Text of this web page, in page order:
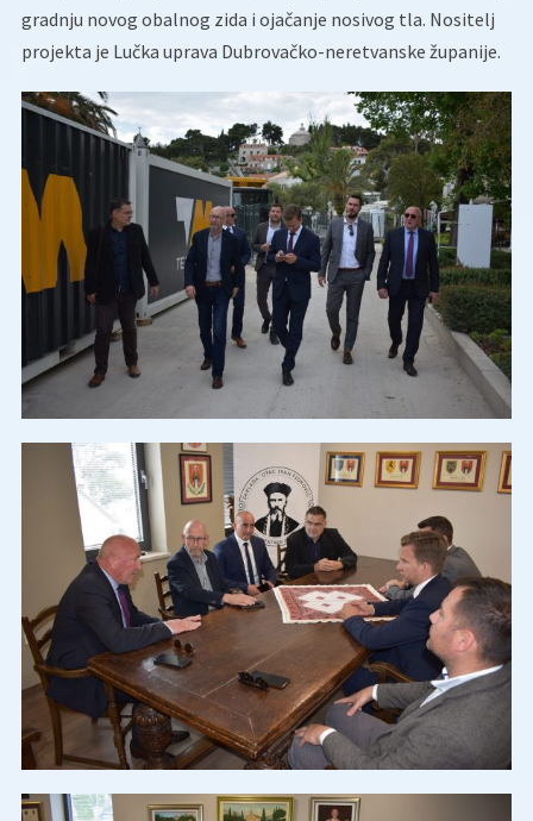
gradnju novog obalnog zida i ojačanje nosivog tla. Nositelj
projekta je Lučka uprava Dubrovačko-neretvanske županije.